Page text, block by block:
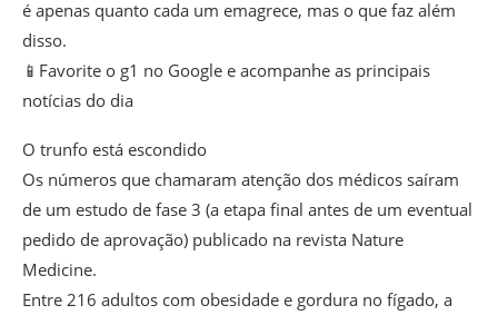
é apenas quanto cada um emagrece, mas o que faz além
disso.
📱Favorite o g1 no Google e acompanhe as principais
notícias do dia
O trunfo está escondido
Os números que chamaram atenção dos médicos saíram
de um estudo de fase 3 (a etapa final antes de um eventual
pedido de aprovação) publicado na revista Nature
Medicine.
Entre 216 adultos com obesidade e gordura no fígado, a